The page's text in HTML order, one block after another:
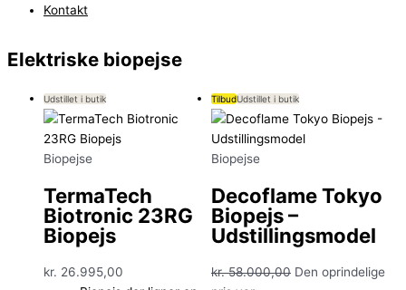
Kontakt
Elektriske biopejse
Udstillet i butik
Biopejse
TermaTech
Biotronic 23RG
Biopejs
kr. 26.995,00
TilbudUdstillet i butik
Biopejse
Decoflame Tokyo
Biopejs –
Udstillingsmodel
kr.58.000,00 Den oprindelige